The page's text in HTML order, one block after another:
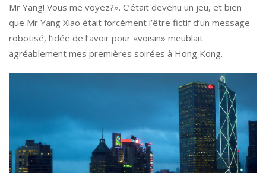
Mr Yang! Vous me voyez?». C’était devenu un jeu, et bien
que Mr Yang Xiao était forcément l’être fictif d’un message
robotisé, l’idée de l’avoir pour «voisin» meublait
agréablement mes premières soirées à Hong Kong.